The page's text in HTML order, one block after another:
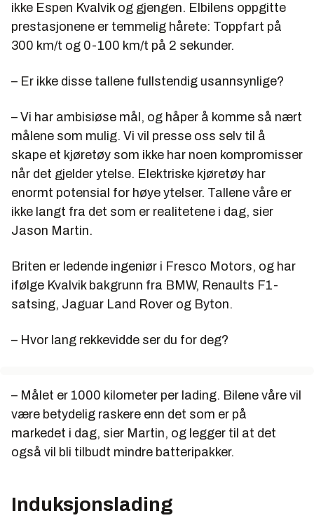
ikke Espen Kvalvik og gjengen. Elbilens oppgitte
prestasjonene er temmelig hårete: Toppfart på
300 km/t og 0-100 km/t på 2 sekunder.
– Er ikke disse tallene fullstendig usannsynlige?
– Vi har ambisiøse mål, og håper å komme så nært
målene som mulig. Vi vil presse oss selv til å
skape et kjøretøy som ikke har noen kompromisser
når det gjelder ytelse. Elektriske kjøretøy har
enormt potensial for høye ytelser. Tallene våre er
ikke langt fra det som er realitetene i dag, sier
Jason Martin.
Briten er ledende ingeniør i Fresco Motors, og har
ifølge Kvalvik bakgrunn fra BMW, Renaults F1-
satsing, Jaguar Land Rover og Byton.
– Hvor lang rekkevidde ser du for deg?
– Målet er 1000 kilometer per lading. Bilene våre vil
være betydelig raskere enn det som er på
markedet i dag, sier Martin, og legger til at det
også vil bli tilbudt mindre batteripakker.
Induksjonslading